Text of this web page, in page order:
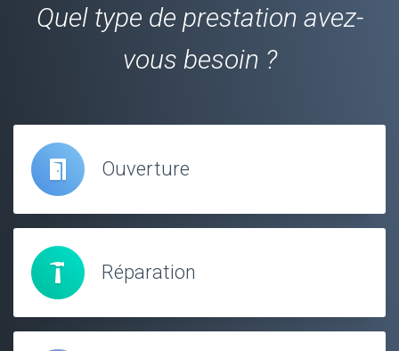
Quel type de prestation avez-
vous besoin ?
Ouverture
Réparation